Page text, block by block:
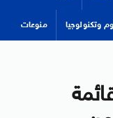
وتكنولوجيا منوعات